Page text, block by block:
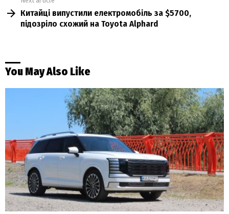
Китайці випустили електромобіль за $5700,
підозріло схожий на Toyota Alphard
You May Also Like